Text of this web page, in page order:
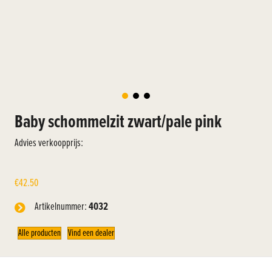
Baby schommelzit zwart/pale pink
Advies verkoopprijs:
€42.50
Artikelnummer:4032
Alle producten Vind een dealer